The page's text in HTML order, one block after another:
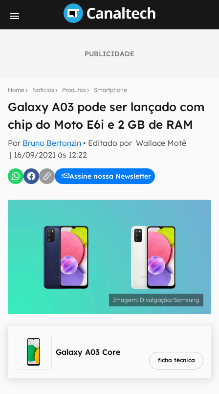
PUBLICIDADE
Home Notícias Produtos Smartphone
Galaxy A03 pode ser lançado com
chip do Moto E6i e 2 GB de RAM
Por Bruno Bertonzin • Editado por Wallace Moté
| 16/09/2021 às 12:22
Assine nossa Newsletter
notícias e reviews sobre tecnologia em primeira
mão.
E-mail
Divulgação/Samsung
Galaxy A03 Core
ficha técnica